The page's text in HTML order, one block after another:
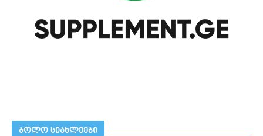
ᲑᲝᲚᲝ ᲡᲘᲐᲮᲚᲔᲔᲑᲘ